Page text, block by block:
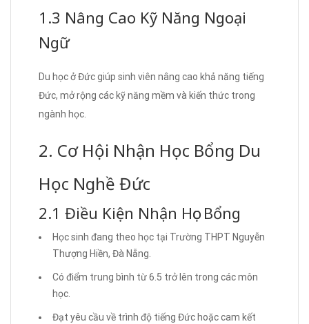
1.3 Nâng Cao Kỹ Năng Ngoại
Ngữ
Du học ở Đức giúp sinh viên nâng cao khả năng tiếng
Đức, mở rộng các kỹ năng mềm và kiến thức trong
ngành học.
2. Cơ Hội Nhận Học Bổng Du
Học Nghề Đức
2.1 Điều Kiện Nhận Học Bổng
Học sinh đang theo học tại Trường THPT Nguyễn
Thượng Hiền, Đà Nẵng.
Có điểm trung bình từ 6.5 trở lên trong các môn
học.
Đạt yêu cầu về trình độ tiếng Đức hoặc cam kết